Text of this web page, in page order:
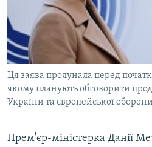
СПЕЦПРОЄКТИ
ПОДКАСТИ
КРИМ РЕАЛІЇ
РУС
УКР
КТАТ
Ця заява пролунала перед
якому планують обговорити
України та європейської оборони
Прем'єр-міністерка Данії